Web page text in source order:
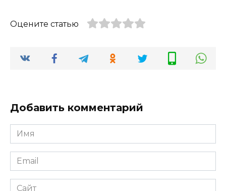
Оцените статью
Добавить комментарий
Имя
*
Email
*
Сайт